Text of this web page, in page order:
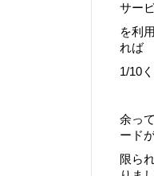
サー
を利
れば
1/10
余っ
ード
限ら